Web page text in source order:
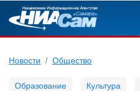
Новости Общество
Образование Культура